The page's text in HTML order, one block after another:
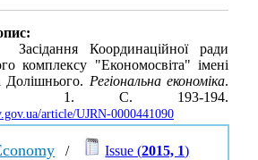
Координаційної ради
комплексу "Економосвіта" імені
Долішнього. Регіональна економіка.
1. С. 193-194.
article/UJRN-0000441090
/ Issue (2015, 1)